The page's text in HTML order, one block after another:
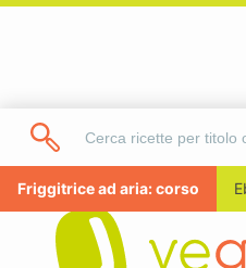
Friggitrice ad aria: corso